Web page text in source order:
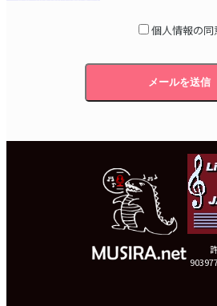
個人情報の同
メールを送信